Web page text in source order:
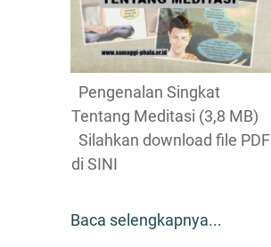
Pengenalan Singkat
Tentang Meditasi (3,8 MB)
Silahkan download file PDF
di SINI
Baca selengkapnya...